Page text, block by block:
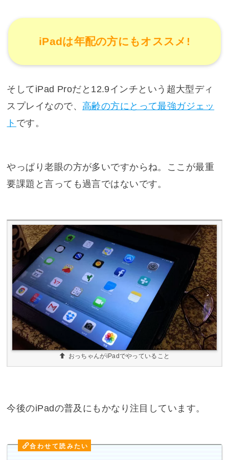
iPadは年配の方にもオススメ!
そしてiPad Proだと12.9インチという超大型ディ
スプレイなので、 高齢の方にとって最強ガジェッ
ト です。
やっぱり老眼の方が多いですからね。ここが最重
要課題と言っても過言ではないです。
おっちゃんがiPadでやっていること
今後のiPadの普及にもかなり注目しています。